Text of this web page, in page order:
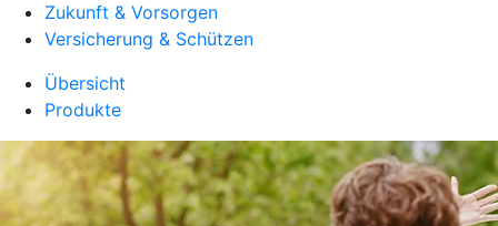
Zukunft & Vorsorgen
Versicherung & Schützen
Übersicht
Produkte